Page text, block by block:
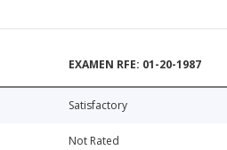
EXAMEN RFE: 01-20-1987
Satisfactory
Not Rated